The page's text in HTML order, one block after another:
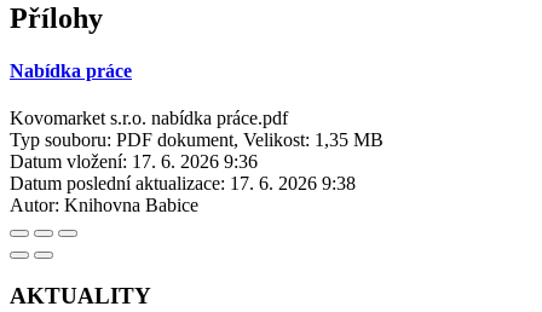
Přílohy
Nabídka práce
Kovomarket s.r.o. nabídka práce.pdf
Typ souboru: PDF dokument, Velikost: 1,35 MB
Datum vložení: 17. 6. 2026 9:36
Datum poslední aktualizace: 17. 6. 2026 9:38
Autor: Knihovna Babice
AKTUALITY